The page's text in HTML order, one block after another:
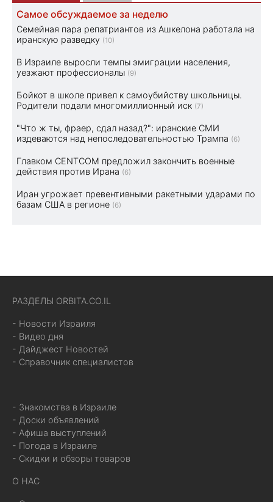
Самое обсуждаемое за неделю
Семейная пара репатриантов из Ашкелона работала на
иранскую разведку (10)
В Израиле выросли темпы эмиграции населения,
уезжают профессионалы (9)
Бойкот в школе привел к самоубийству школьницы.
Родители подали многомиллионный иск (7)
"Что ж ты, фраер, сдал назад?": иранские СМИ
издеваются над непоследовательностью Трампа (6)
Главком CENTCOM предложил закончить военные
действия против Ирана (6)
Иран угрожает превентивными ракетными ударами по
базам США в регионе (6)
РАЗДЕЛЫ ORBITA.CO.IL
- Новости Израиля
- Видео дня
- Дайджест Новостей
- Справочник специалистов
- Знакомства в Израиле
- Доски объявлений
- Афиша выступлений
- Погода в Израиле
- Скидки и обзоры товаров
О НАС